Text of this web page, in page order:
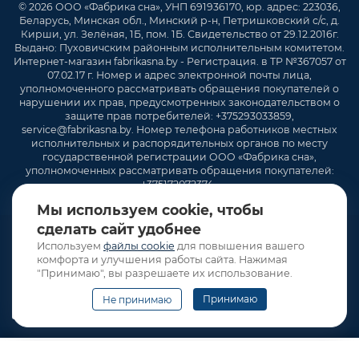
Мы используем cookie, чтобы
сделать сайт удобнее
Используем файлы cookie для повышения вашего
комфорта и улучшения работы сайта. Нажимая
"Принимаю", вы разрешаете их использование.
Не принимаю Принимаю
© 2026 ООО «Фабрика сна», УНП 691936170, юр. адрес: 223036,
Беларусь, Минская обл., Минский р-н, Петришковский с/с, д.
Кирши, ул. Зелёная, 1Б, пом. 1Б. Свидетельство от 29.12.2016г.
Выдано: Пуховичским районным исполнительным комитетом.
Интернет-магазин fabrikasna.by - Регистрация. в ТР №367057 от
07.02.17 г. Номер и адрес электронной почты лица,
уполномоченного рассматривать обращения покупателей о
нарушении их прав, предусмотренных законодательством о
защите прав потребителей: +375293033859,
service@fabrikasna.by. Номер телефона работников местных
исполнительных и распорядительных органов по месту
государственной регистрации ООО «Фабрика сна»,
уполномоченных рассматривать обращения покупателей:
+375172072374 .